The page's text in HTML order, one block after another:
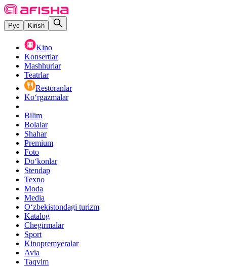
Рус Kirish
Kino
Konsertlar
Mashhurlar
Teatrlar
Restoranlar
Ko‘rgazmalar
Bilim
Bolalar
Shahar
Premium
Foto
Do‘konlar
Stendap
Texno
Moda
Media
O‘zbekistondagi turizm
Katalog
Chegirmalar
Sport
Kinopremyeralar
Avia
Taqvim